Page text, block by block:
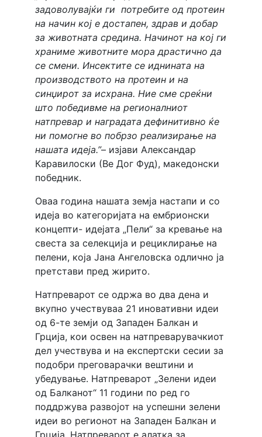
задоволувајќи ги потребите од протеин
на начин кој е достапен, здрав и добар
за животната средина. Начинот на кој ги
храниме животните мора драстично да
се смени. Инсектите се иднината на
производството на протеин и на
синџирот за исхрана. Ние сме среќни
што победивме на регионалниот
натпревар и наградата дефинитивно ќе
ни помогне во побрзо реализирање на
нашата идеја.”– изјави Александар
Каравилоски (Ве Дог Фуд), македонски
победник.
Оваа година нашата земја настапи и со
идеја во категоријата на ембрионски
концепти- идејата „Пели“ за кревање на
свеста за селекција и рециклирање на
пелени, која Јана Ангеловска одлично ја
претстави пред жирито.
Натпреварот се одржа во два дена и
вкупно учествуваа 21 иновативни идеи
од 6-те земји од Западен Балкан и
Грција, кои освен на натпреварувачкиот
дел учествува и на експертски сесии за
подобри преговарачки вештини и
убедување. Натпреварот „Зелени идеи
од Балканот“ 11 години по ред го
поддржува развојот на успешни зелени
идеи во регионот на Западен Балкан и